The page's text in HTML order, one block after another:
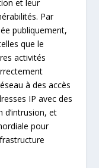
et leur
Par
publiquement,
que le
activités
à des accès
IP avec des
d’intrusion, et
pour